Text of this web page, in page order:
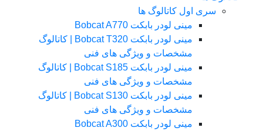
سری اول کاتالوگ ها
مینی لودر بابکت Bobcat A770
مینی لودر بابکت Bobcat T320 | کاتالوگ
مشخصات و ویژگی های فنی
مینی لودر بابکت Bobcat S185 | کاتالوگ
مشخصات و ویژگی های فنی
مینی لودر بابکت Bobcat S130 | کاتالوگ
مشخصات و ویژگی های فنی
مینی لودر بابکت Bobcat A300